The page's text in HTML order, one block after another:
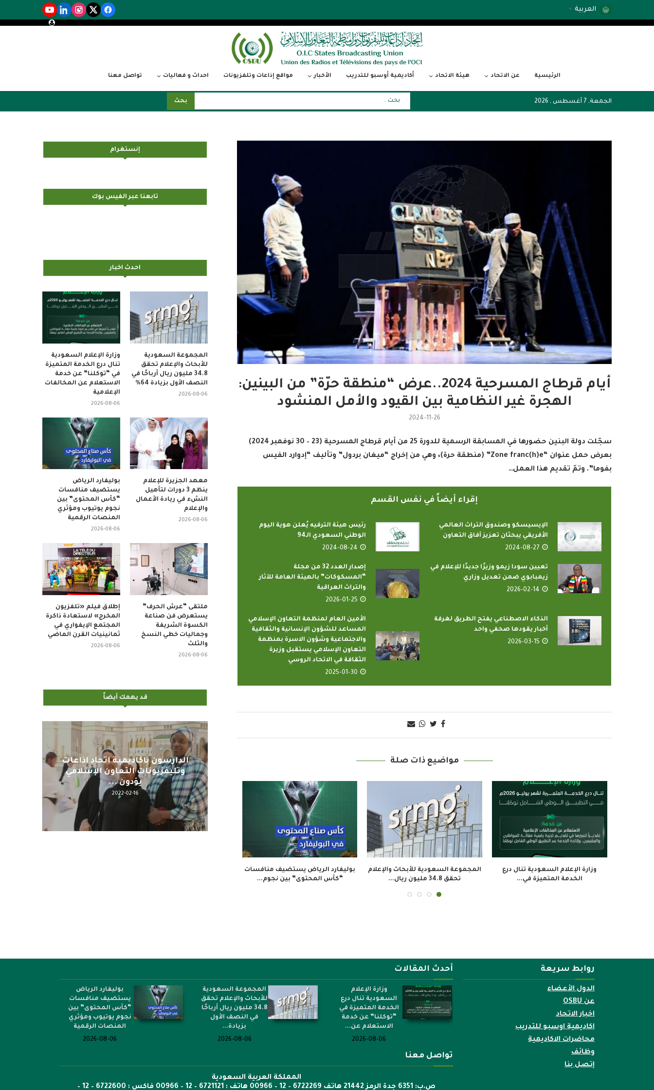
العربية ▼
الرئيسية عن الاتحاد هيئة الاتحاد أكاديمية أوسبو للتدريب الأخبار مواقع إذاعات وتلفزيونات احداث و فعاليات تواصل معنا
الجمعة, 7 أغسطس , 2026 بحث
أيام قرطاج المسرحية 2024..عرض “منطقة حرّة” من البينين:
الهجرة غير النظامية بين القيود والأمل المنشود
2024-11-26
سجّلت دولة البنين حضورها في المسابقة الرسمية للدورة 25 من أيام قرطاج المسرحية (23 – 30 نوفمبر 2024)
بعرض حمل عنوان “Zone franc(h)e” (منطقة حرة)، وهي من إخراج “ميغان بردول” وتأليف “إدوارد الفيس
بفوما”. وتمّ تقديم هذا العمل…
إقراء أيضاً في نفس القسم
الإيسيسكو وصندوق التراث العالمي
الأفريقي يبحثان تعزيز آفاق التعاون
2024-08-27
رئيس هيئة الترفيه يُعلن هوية اليوم
الوطني السعودي الـ94
2024-08-24
تعيين سودا زيمو وزيرًا جديدًا للإعلام في
زيمبابوي ضمن تعديل وزاري
2026-02-14
إصدار العدد 32 من مجلة
“المسكوكات” بالهيئة العامة للآثار
والتراث العراقية
2026-01-25
الذكاء الاصطناعي يفتح الطريق لغرفة
أخبار يقودها صحفي واحد
2026-03-15
الأمين العام لمنظمة التعاون الإسلامي
المساعد للشؤون الإنسانية والثقافية
والاجتماعية وشؤون الاسرة بمنظمة
التعاون الإسلامي يستقبل وزيرة
الثقافة في الاتحاد الروسي
2025-01-30
مواضيع ذات صلة
الرياض يستضيف منافسات
المحتوى” بين نجوم...
معهد الجزيرة للإعلام ينظم 3 دورات
لتأهيل النشء...
إطلاق فيلم «تلفزيون المخرج»
لاستعادة ذاكرة المجتمع الإيفواري...
ملتقى “عرش الحرف” يستعرض فن
صناعة الكسوة الشريفة...
إنستغرام
تابعنا عبر الفيس بوك
احدث اخبار
وزارة الإعلام السعودية
تنال درع الخدمة المتميزة
في “توكلنا” عن خدمة
الاستعلام عن المخالفات
الإعلامية
2026-08-06
المجموعة السعودية
للأبحاث والإعلام تحقق
34.8 مليون ريال أرباحًا في
النصف الأول بزيادة 64%
2026-08-06
بوليفارد الرياض
يستضيف منافسات
“كأس المحتوى” بين
نجوم يوتيوب ومؤثري
المنصات الرقمية
2026-08-06
معهد الجزيرة للإعلام
ينظم 3 دورات لتأهيل
النشء في ريادة الأعمال
والإعلام
2026-08-06
إطلاق فيلم «تلفزيون
المخرج» لاستعادة ذاكرة
المجتمع الإيفواري في
ثمانينيات القرن الماضي
2026-08-06
ملتقى “عرش الحرف”
يستعرض فن صناعة
الكسوة الشريفة
وجماليات خطي النسخ
والثلث
2026-08-06
قد يهمك أيضاً
أمين عام منظمة التعاون الإسلامي
2022-04-12
يؤدون ...
2022-02-16
اليوم : المشاركة بالاجتماع
التحضيري لمنظمي قمة اسيا...
2022-04-12
روابط سريعة
الدول الأعضاء
عن OSBU
اخبار الاتحاد
اكاديمية اوسبو للتدريب
محاضرات الاكاديمية
وظائف
إتصل بنا
أحدث المقالات
وزارة الإعلام
السعودية تنال درع
الخدمة المتميزة في
“توكلنا” عن خدمة
الاستعلام عن...
2026-08-06
المجموعة السعودية
للأبحاث والإعلام تحقق
34.8 مليون ريال أرباحًا
في النصف الأول
بزيادة...
2026-08-06
بوليفارد الرياض
يستضيف منافسات
“كأس المحتوى” بين
نجوم يوتيوب ومؤثري
المنصات الرقمية
2026-08-06
تواصل معنا
المملكة العربية السعودية
ص.ب: 6351 جدة الرمز 21442 هاتف 6722269 – 12 – 00966 هاتف : 6721121 – 12 – 00966 فاكس : 6722600 – 12 –